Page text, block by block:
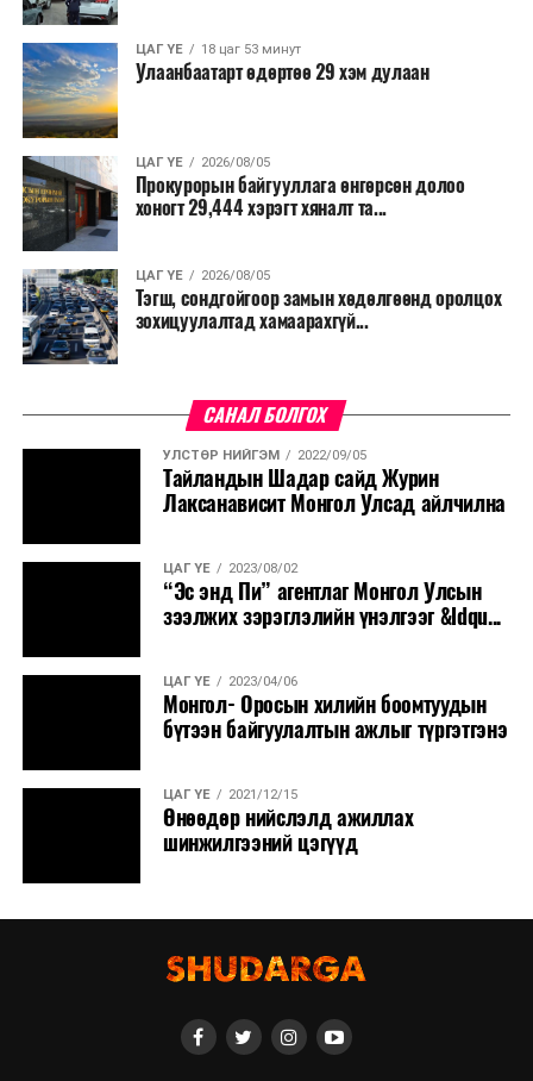
ЦАГ ҮЕ 18 цаг 53 минут
Улаанбаатарт өдөртөө 29 хэм дулаан
ЦАГ ҮЕ 2026/08/05
Прокурорын байгууллага өнгөрсөн долоо
хоногт 29,444 хэрэгт хяналт та...
ЦАГ ҮЕ 2026/08/05
Тэгш, сондгойгоор замын хөдөлгөөнд оролцох
зохицуулалтад хамаарахгүй...
САНАЛ БОЛГОХ
УЛСТӨР НИЙГЭМ 2022/09/05
Тайландын Шадар сайд Журин
Лаксанависит Монгол Улсад айлчилна
ЦАГ ҮЕ 2023/08/02
“Эс энд Пи” агентлаг Монгол Улсын
зээлжих зэрэглэлийн үнэлгээг &ldqu...
ЦАГ ҮЕ 2023/04/06
Монгол- Оросын хилийн боомтуудын
бүтээн байгуулалтын ажлыг түргэтгэнэ
ЦАГ ҮЕ 2021/12/15
Өнөөдөр нийслэлд ажиллах
шинжилгээний цэгүүд